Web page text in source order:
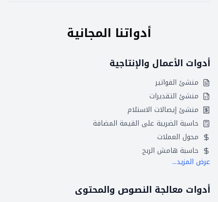
أدواتنا المجانية
أدوات الأعمال والإنتاجية
منشئ الفواتير
منشئ التقديرات
منشئ إيصالات الاستلام
حاسبة الضريبة على القيمة المضافة
محول العملات
حاسبة هامش الربح
عرض المزيد...
أدوات معالجة النصوص والمحتوى